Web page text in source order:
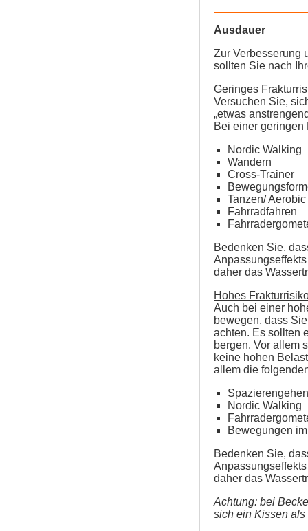
Ausdauer
Zur Verbesserung
sollten Sie nach
Geringes
Versuchen Sie,
„etwas
Bei einer
Nordic Walking
Wandern
Cross-Trainer
Tanzen/ Aerobic
Fahrradfahren
Bedenken Sie,
daher das
Hohes
Auch bei einer
bewegen, dass
achten. Es sollten
bergen. Vor allem
keine hohen
allem die
Spazierengehen
Nordic Walking
Bewegungen
Bedenken Sie,
daher das
Achtung: bei
sich ein Kissen